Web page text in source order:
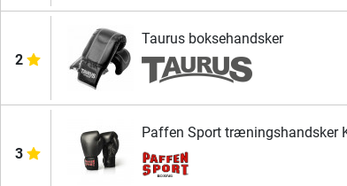
2
Taurus boksehandsker
3
Paffen Sport træningshandsker